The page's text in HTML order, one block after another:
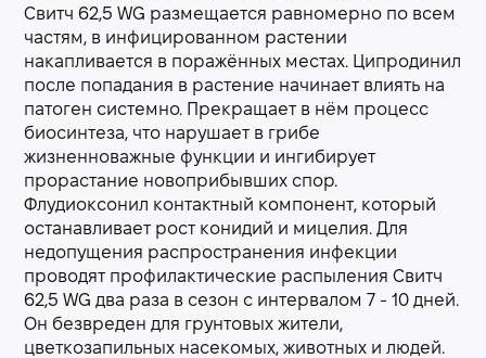
Свитч 62,5 WG размещается равномерно по всем
частям, в инфицированном растении
накапливается в поражённых местах. Ципродинил
после попадания в растение начинает влиять на
патоген системно. Прекращает в нём процесс
биосинтеза, что нарушает в грибе
жизненноважные функции и ингибирует
прорастание новоприбывших спор.
Флудиоксонил контактный компонент, который
останавливает рост конидий и мицелия. Для
недопущения распространения инфекции
проводят профилактические распыления Свитч
62,5 WG два раза в сезон с интервалом 7 - 10 дней.
Он безвреден для грунтовых жители,
цветкозапильных насекомых, животных и людей.